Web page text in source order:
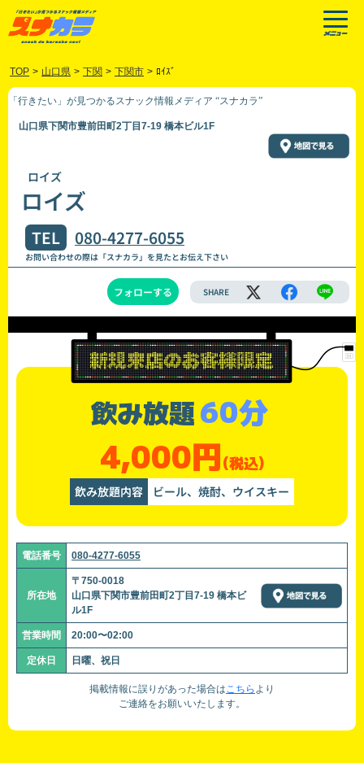
TOP > 山口県 > 下関 > 下関市 > ﾛｲｽﾞ
「行きたい」が見つかるスナック情報メディア “スナカラ”
山口県下関市豊前田町2丁目7-19 橋本ビル1F
ロイズ
ロイズ
TEL 080-4277-6055
お問い合わせの際は「スナカラ」を見たとお伝え下さい
フォローする SHARE
飲み放題60分
4,000円(税込)
飲み放題内容 ビール、焼酎、ウイスキー
電話番号 080-4277-6055
所在地
〒750-0018
山口県下関市豊前田町2丁目7-19 橋本ビ
ル1F
営業時間 20:00〜02:00
定休日 日曜、祝日
掲載情報に誤りがあった場合はこちら より
ご連絡をお願いいたします。